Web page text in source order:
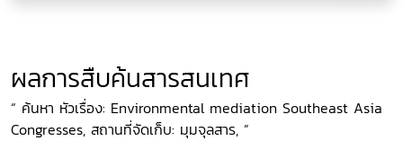
ผลการสืบค้นสารสนเทศ
“ ค้นหา หัวเรื่อง: Environmental mediation Southeast Asia
Congresses, สถานที่จัดเก็บ: มุมจุลสาร, ”